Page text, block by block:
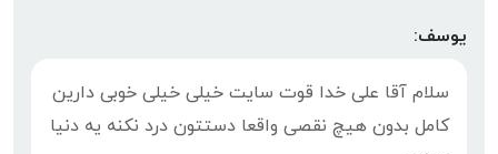
یوسف:
سلام آقا علی خدا قوت سایت خیلی خیلی خوبی دارین
کامل بدون هیچ نقصی واقعا دستتون درد نکنه یه دنیا